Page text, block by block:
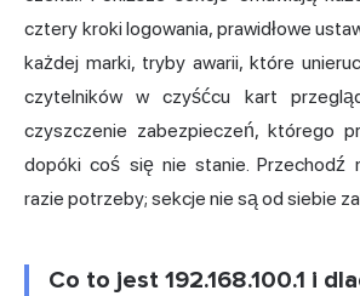
cztery kroki logowania, prawidłowe
każdej marki, tryby awarii, które
czytelników w czyśćcu kart
czyszczenie zabezpieczeń, którego
dopóki coś się nie stanie. Przechodź
razie potrzeby; sekcje nie są od siebie
Co to jest 192.168.100.1 i